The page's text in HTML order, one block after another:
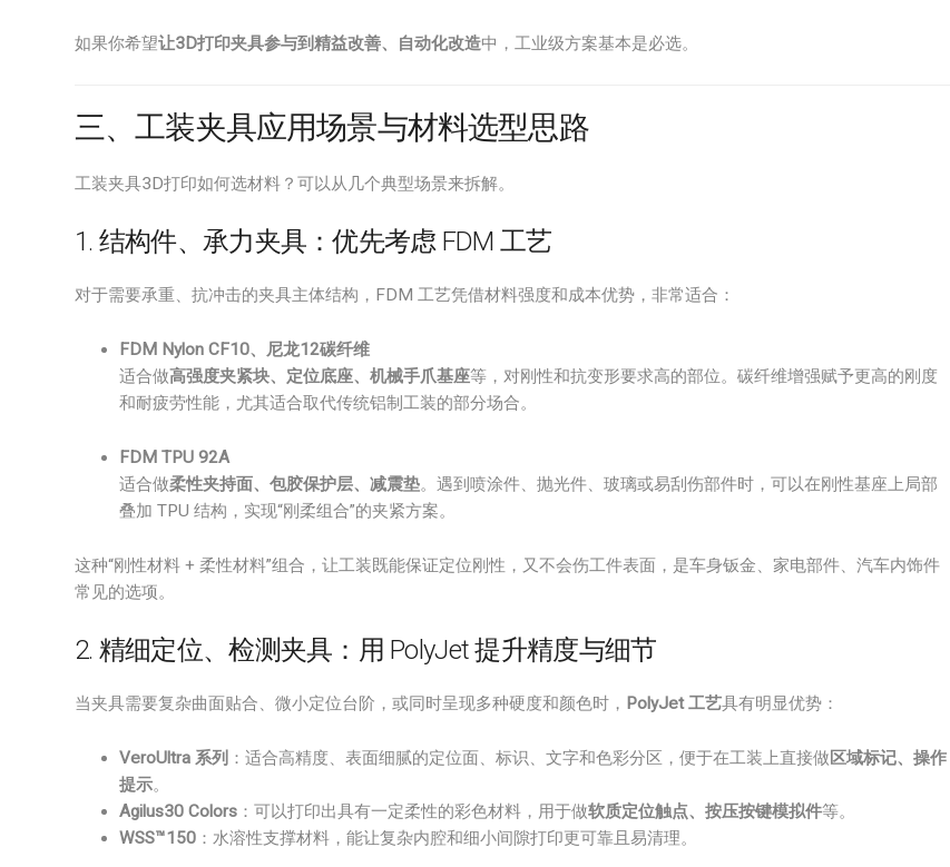
如果你希望让3D打印夹具参与到精益改善、自动化改造中，工业级方案基本是必选。
三、工装夹具应用场景与材料选型思路
工装夹具3D打印如何选材料？可以从几个典型场景来拆解。
1. 结构件、承力夹具：优先考虑 FDM 工艺
对于需要承重、抗冲击的夹具主体结构，FDM 工艺凭借材料强度和成本优势，非常适合：
FDM Nylon CF10、尼龙12碳纤维
适合做高强度夹紧块、定位底座、机械手爪基座等，对刚性和抗变形要求高的部位。碳纤维增强赋予更高的刚度
和耐疲劳性能，尤其适合取代传统铝制工装的部分场合。
FDM TPU 92A
适合做柔性夹持面、包胶保护层、减震垫。遇到喷涂件、抛光件、玻璃或易刮伤部件时，可以在刚性基座上局部
叠加 TPU 结构，实现“刚柔组合”的夹紧方案。
这种“刚性材料 + 柔性材料”组合，让工装既能保证定位刚性，又不会伤工件表面，是车身钣金、家电部件、汽车内饰件
常见的选项。
2. 精细定位、检测夹具：用 PolyJet 提升精度与细节
当夹具需要复杂曲面贴合、微小定位台阶，或同时呈现多种硬度和颜色时， PolyJet 工艺具有明显优势：
VeroUltra 系列 ：适合高精度、表面细腻的定位面、标识、文字和色彩分区，便于在工装上直接做区域标记、操作
提示。
Agilus30 Colors ：可以打印出具有一定柔性的彩色材料，用于做软质定位触点、按压按键模拟件等。
WSS™150 ：水溶性支撑材料，能让复杂内腔和细小间隙打印更可靠且易清理。